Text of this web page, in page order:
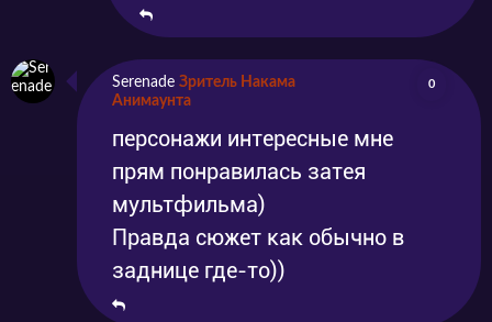
Serenade Зритель Накама
Анимаунта
0
персонажи интересные мне
прям понравилась затея
мультфильма)
Правда сюжет как обычно в
заднице где-то))